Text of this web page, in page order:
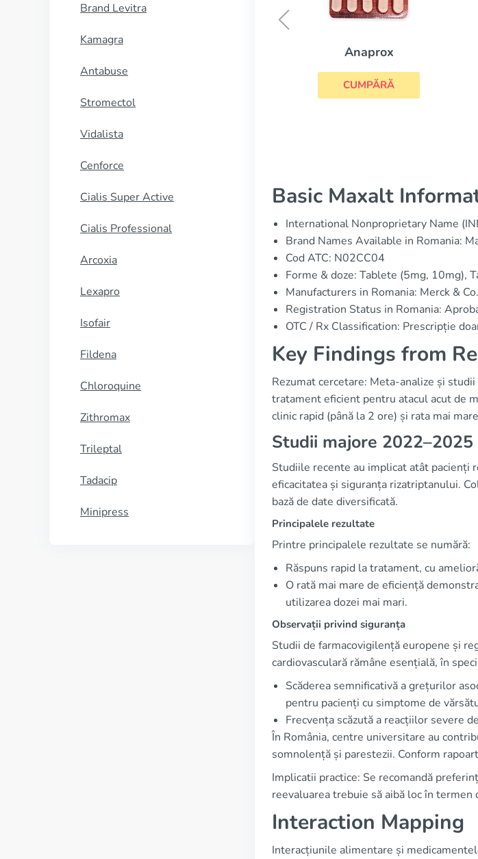
Brand Levitra
Kamagra
Antabuse
Stromectol
Vidalista
Cenforce
Cialis Super Active
Cialis Professional
Arcoxia
Lexapro
Isofair
Fildena
Chloroquine
Zithromax
Trileptal
Tadacip
Minipress
Pyridium
CUMPĂRĂ
Basic Maxalt
International Nonproprietary Name
Brand Names Available in Romania:
Cod ATC: N02CC04
Forme & doze: Tablete (5mg, 10mg),
Manufacturers in Romania: Merck &
Registration Status in Romania:
OTC / Rx Classification: Prescripție
Key Findings from
Rezumat cercetare: Meta-analize și
tratament eficient pentru atacul acut de
clinic rapid (până la 2 ore) și rata mai
Studii majore
Studiile recente au implicat atât pacienți
eficacitatea și siguranța rizatriptanului.
bază de date diversificată.
Principalele rezultate
Printre principalele rezultate se numără:
Răspuns rapid la tratament, cu
O rată mai mare de eficiență
utilizarea dozei mai mari.
Observații privind siguranța
Studii de farmacovigilență europene și
cardiovasculară rămâne esențială, în
Scăderea semnificativă a grețurilor
pentru pacienți cu simptome de
Frecvența scăzută a reacțiilor severe
În România, centre universitare au
somnolență și parestezii. Conform
Implicatii practice: Se recomandă
reevaluarea trebuie să aibă loc în
Interaction Mapping
Interacțiunile alimentare și